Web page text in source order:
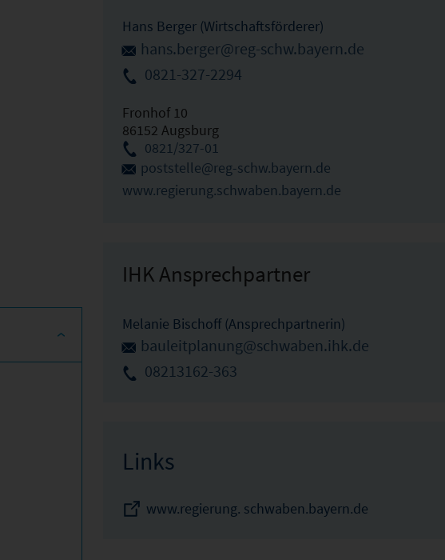
Hans Berger (Wirtschaftsförderer)
hans.berger@reg-schw.bayern.de
0821-327-2294
Fronhof 10
86152 Augsburg
0821/327-01
poststelle@reg-schw.bayern.de
www.regierung.schwaben.bayern.de
IHK Ansprechpartner
Melanie Bischoff (Ansprechpartnerin)
bauleitplanung@schwaben.ihk.de
08213162-363
Links
www.regierung. schwaben.bayern.de